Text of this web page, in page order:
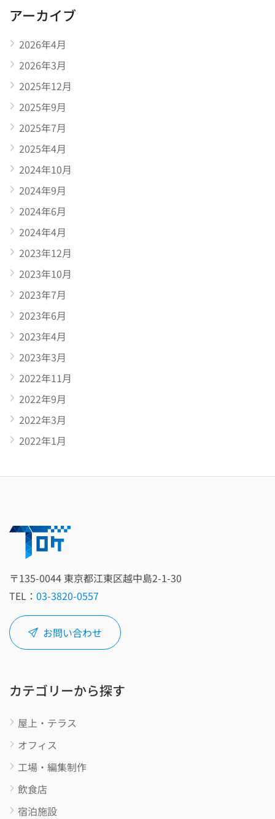
アーカイブ
2026年4月
2026年3月
2025年12月
2025年9月
2025年7月
2025年4月
2024年10月
2024年9月
2024年6月
2024年4月
2023年12月
2023年10月
2023年7月
2023年6月
2023年4月
2023年3月
2022年11月
2022年9月
2022年3月
2022年1月
〒135‑0044 東京都江東区越中島2‑1‑30
TEL： 03-3820-0557
お問い合わせ
カテゴリーから探す
屋上・テラス
オフィス
工場・編集制作
飲食店
宿泊施設